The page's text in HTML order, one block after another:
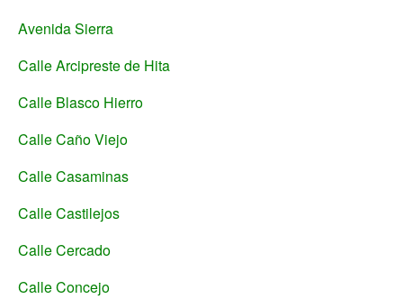
Avenida Sierra
Calle Arcipreste de Hita
Calle Blasco Hierro
Calle Caño Viejo
Calle Casaminas
Calle Castilejos
Calle Cercado
Calle Concejo